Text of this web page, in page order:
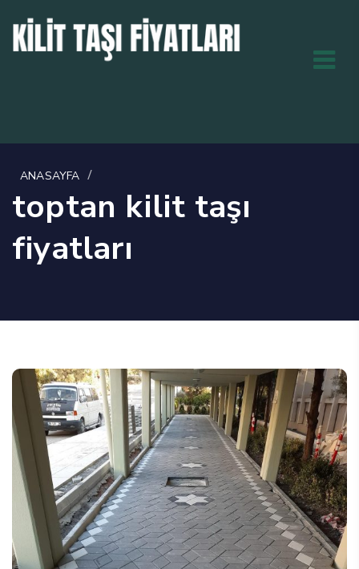
ANASAYFA /
toptan kilit taşı
fiyatları